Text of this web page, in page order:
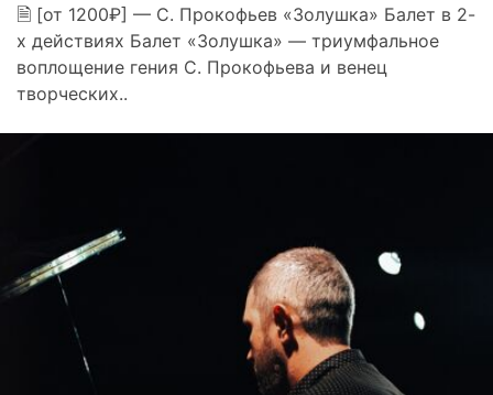
🗎 [от 1200₽] — С. Прокофьев «Золушка» Балет в 2-
х действиях Балет «Золушка» — триумфальное
воплощение гения С. Прокофьева и венец
творческих..